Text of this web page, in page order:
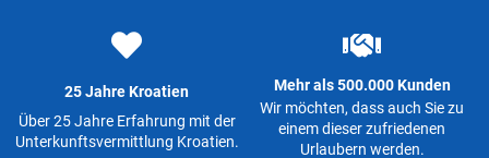
25 Jahre Kroatien
Über 25 Jahre Erfahrung mit der
Unterkunftsvermittlung Kroatien.
Mehr als 500.000 Kunden
Wir möchten, dass auch Sie zu
einem dieser zufriedenen
Urlaubern werden.